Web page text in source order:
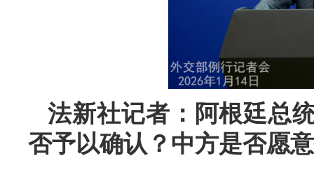
法新社记者：阿根廷总
否予以确认？中方是否愿